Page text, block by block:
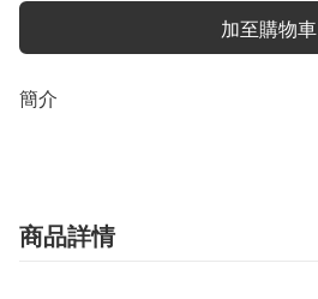
加至購物車
簡介
商品詳情